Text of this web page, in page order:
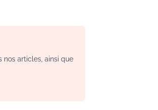
nos articles, ainsi que